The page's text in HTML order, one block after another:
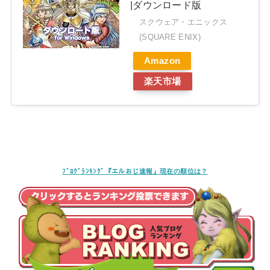
|ダウンロード版
スクウェア・エニックス
(SQUARE ENIX)
Amazon
楽天市場
ﾌﾞﾛｸﾞﾗﾝｷﾝｸﾞ『エルおじ速報』現在の順位は？